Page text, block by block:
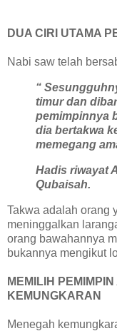
DUA CIRI UTAMA
Nabi saw telah
“
timur dan
pemimpinnya
dia bertakwa
memegang
Hadis riwayat
Qubaisah.
Takwa adalah orang
meninggalkan
orang bawahannya
bukannya mengikut
MEMILIH
KEMUNGKARAN
Menegah